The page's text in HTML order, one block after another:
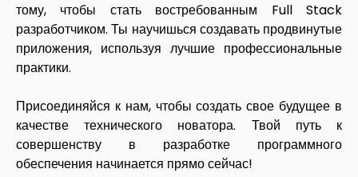
тому, чтобы стать востребованным Full Stack
разработчиком. Ты научишься создавать продвинутые
приложения, используя лучшие профессиональные
практики.
Присоединяйся к нам, чтобы создать свое будущее в
качестве технического новатора. Твой путь к
совершенству в разработке программного
обеспечения начинается прямо сейчас!